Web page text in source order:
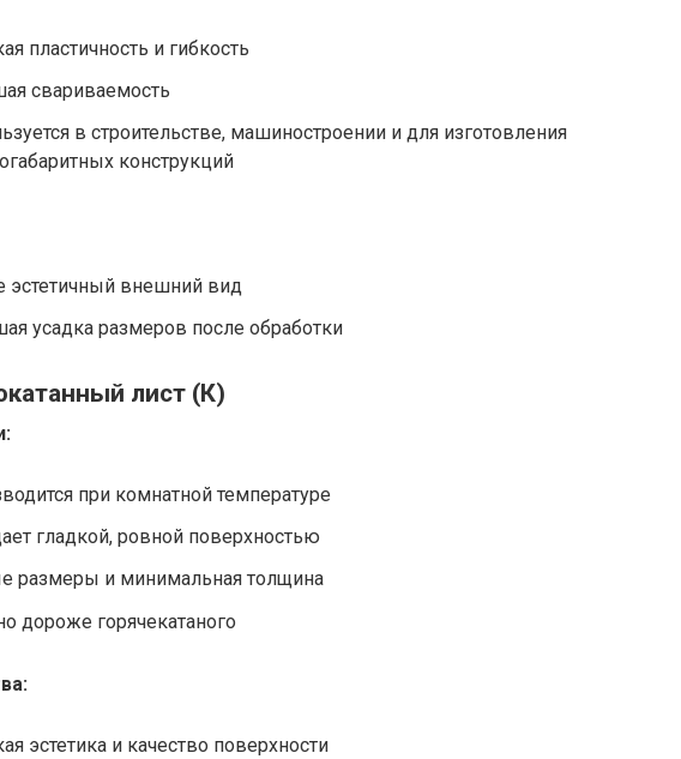
пластичность и гибкость
свариваемость
в строительстве, машиностроении и для изготовления
конструкций
эстетичный внешний вид
усадка размеров после обработки
лист (К)
при комнатной температуре
гладкой, ровной поверхностью
размеры и минимальная толщина
дороже горячекатаного
эстетика и качество поверхности